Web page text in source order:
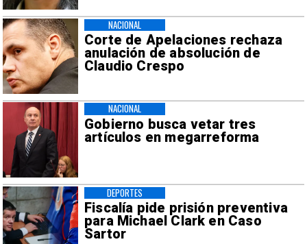
Corte de Apelaciones rechaza
anulación de absolución de
Claudio Crespo
NACIONAL
Gobierno busca vetar tres
artículos en megarreforma
NACIONAL
Fiscalía pide prisión preventiva
para Michael Clark en Caso
Sartor
DEPORTES